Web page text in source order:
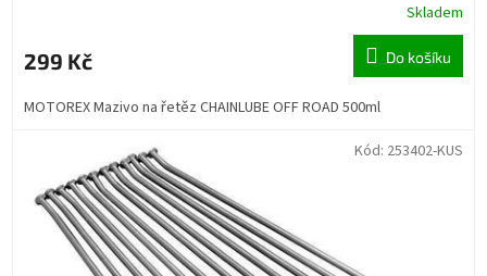
Skladem
299 Kč Do košíku
MOTOREX Mazivo na řetěz CHAINLUBE OFF ROAD 500ml
Kód: 253402-KUS